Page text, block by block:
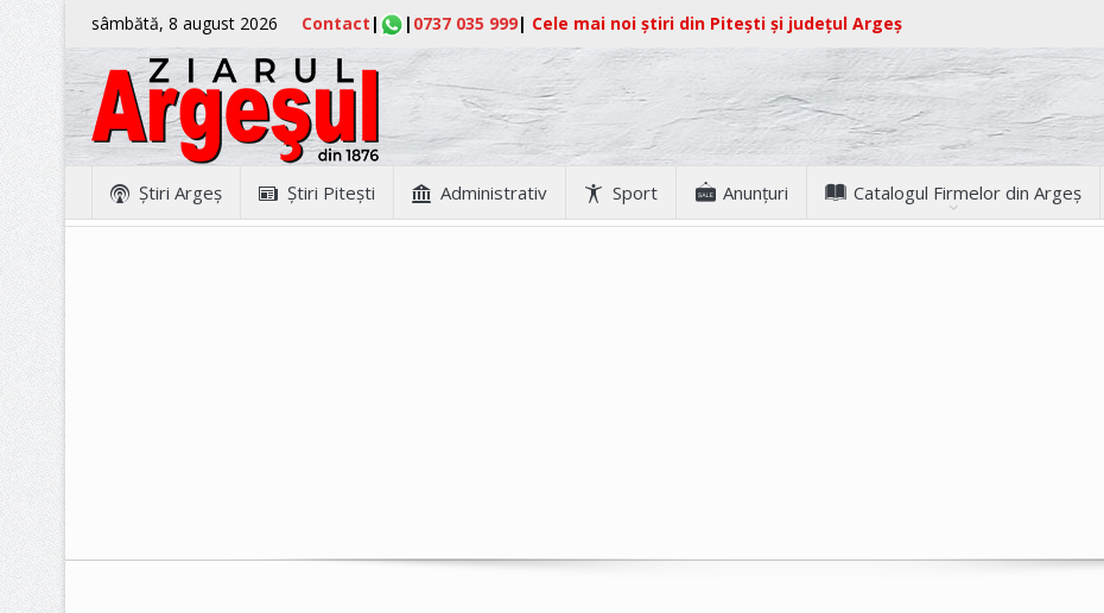
sâmbătă, 8 august 2026 Contact | | 0737 035 999| Cele mai noi știri din Pitești și județul Argeș
Ştiri Argeş Ştiri Piteşti Administrativ Sport Anunţuri Catalogul Firmelor din Argeș